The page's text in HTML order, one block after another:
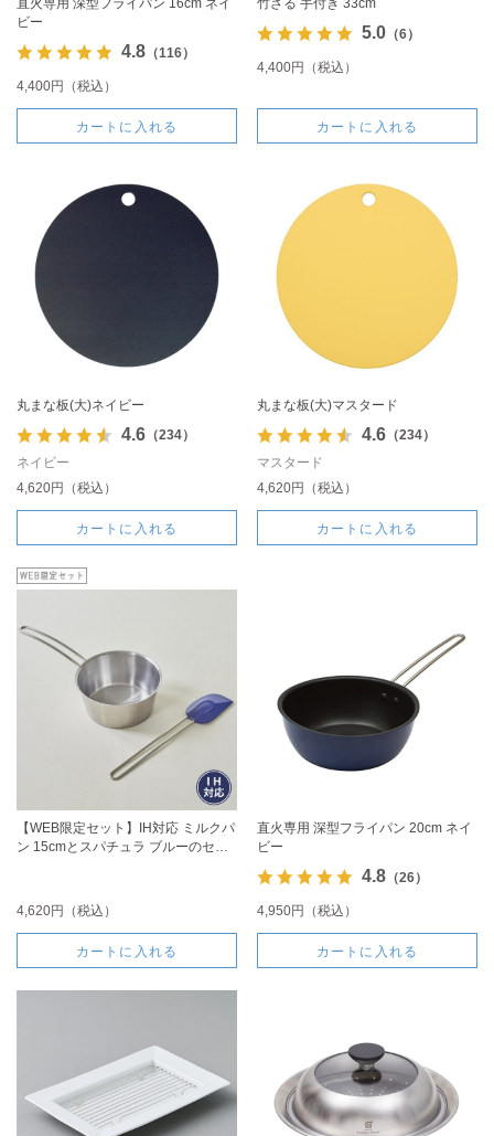
直火専用 深型フライパン 16cm ネイ
ビー
4.8（116）
4,400円（税込）
カートに入れる
竹ざる 手付き 33cm
5.0（6）
4,400円（税込）
カートに入れる
丸まな板(大)ネイビー
4.6（234）
ネイビー
4,620円（税込）
カートに入れる
丸まな板(大)マスタード
4.6（234）
マスタード
4,620円（税込）
カートに入れる
【WEB限定セット】IH対応 ミルクパ
ン 15cmとスパチュラ ブルーのセッ
4,620円（税込）
カートに入れる
直火専用 深型フライパン 20cm ネイ
ビー
4.8（26）
4,950円（税込）
カートに入れる